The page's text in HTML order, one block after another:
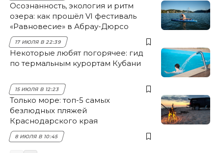
Осознанность, экология и ритм
озера: как прошёл VI фестиваль
«Равновесие» в Абрау-Дюрсо
17 ИЮЛЯ В 22:39
Некоторые любят погорячее: гид
по термальным курортам Кубани
15 ИЮЛЯ В 12:23
Только море: топ-5 самых
безлюдных пляжей
Краснодарского края
8 ИЮЛЯ В 10:45